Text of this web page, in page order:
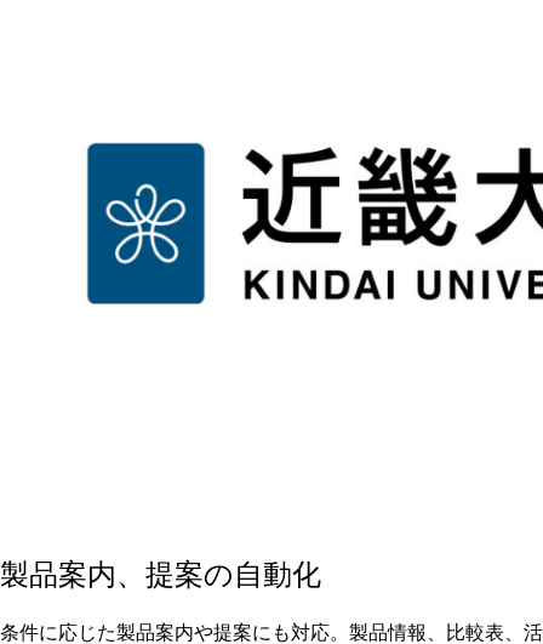
製品案内、提案の自動化
条件に応じた製品案内や提案にも対応。製品情報、比較表、活